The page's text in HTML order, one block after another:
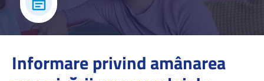
Informare privind amânarea